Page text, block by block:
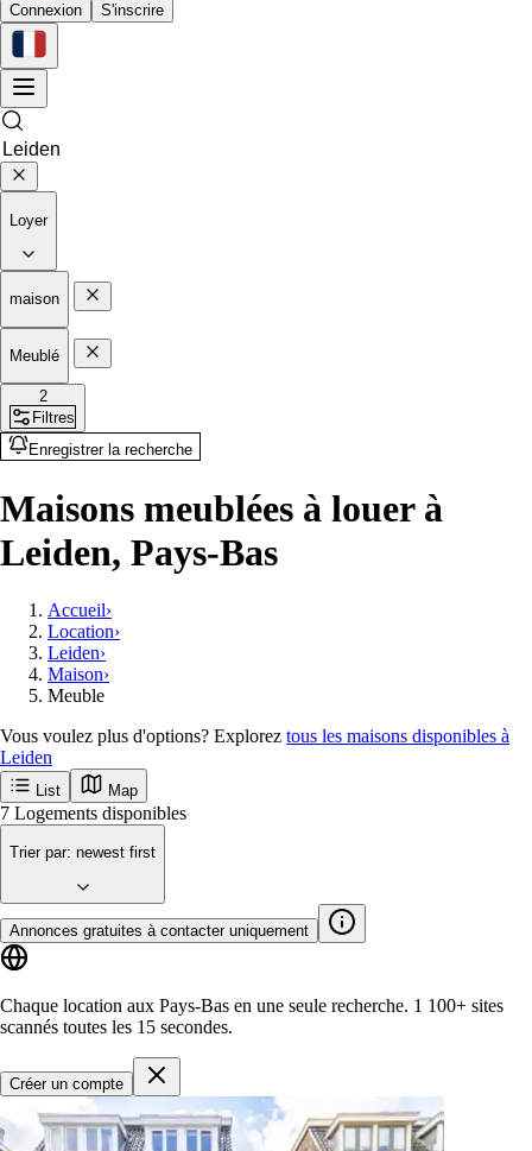
Connexion S'inscrire
Loyer
maison
Meublé
2
Filtres
Enregistrer la recherche
Maisons meublées à louer à
Leiden, Pays-Bas
Accueil›
Location›
Leiden›
Maison›
Meuble
Vous voulez plus d'options? Explorez tous les maisons disponibles à
Leiden
List Map
Recevez en premier les nouvelles annonces
à Leiden
Leiden
Groningen
Maastricht
Enschede Eindhoven Tilburg
Arnhem